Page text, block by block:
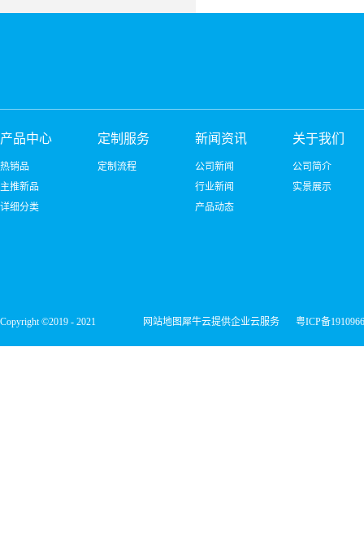
产品中心
热销品
主推新品
详细分类
定制服务
定制流程
新闻资讯
公司新闻
行业新闻
产品动态
关于我们
公司简介
实景展示
Copyright ©2019 - 2021 网站地图犀牛云提供企业云服务 粤ICP备